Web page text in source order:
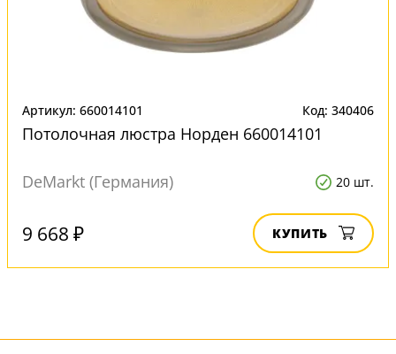
Артикул: 660014101 Код: 340406
Потолочная люстра Норден 660014101
DeMarkt (Германия) 20 шт.
9 668 ₽ КУПИТЬ